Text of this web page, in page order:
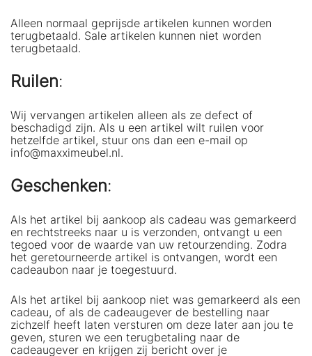
Alleen normaal geprijsde artikelen kunnen worden
terugbetaald. Sale artikelen kunnen niet worden
terugbetaald.
Ruilen:
Wij vervangen artikelen alleen als ze defect of
beschadigd zijn. Als u een artikel wilt ruilen voor
hetzelfde artikel, stuur ons dan een e-mail op
info@maxximeubel.nl.
Geschenken:
Als het artikel bij aankoop als cadeau was gemarkeerd
en rechtstreeks naar u is verzonden, ontvangt u een
tegoed voor de waarde van uw retourzending. Zodra
het geretourneerde artikel is ontvangen, wordt een
cadeaubon naar je toegestuurd.
Als het artikel bij aankoop niet was gemarkeerd als een
cadeau, of als de cadeaugever de bestelling naar
zichzelf heeft laten versturen om deze later aan jou te
geven, sturen we een terugbetaling naar de
cadeaugever en krijgen zij bericht over je